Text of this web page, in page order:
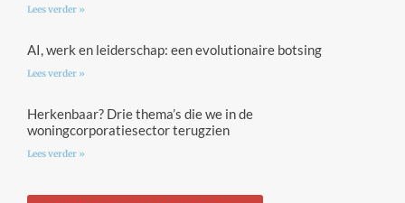
Lees verder »
AI, werk en leiderschap: een evolutionaire botsing
Lees verder »
Herkenbaar? Drie thema’s die we in de
woningcorporatiesector terugzien
Lees verder »